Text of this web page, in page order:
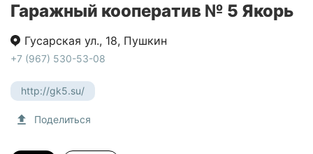
Гаражный кооператив № 5 Якорь
Гусарская ул., 18, Пушкин
+7 (967) 530-53-08
http://gk5.su/
Поделиться